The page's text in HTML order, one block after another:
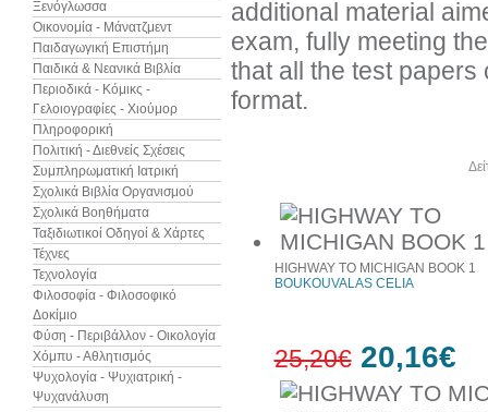
Ξενόγλωσσα
Οικονομία - Μάνατζμεντ
Παιδαγωγική Επιστήμη
Παιδικά & Νεανικά Βιβλία
Περιοδικά - Κόμικς -
Γελοιογραφίες - Χιούμορ
Πληροφορική
Πολιτική - Διεθνείς Σχέσεις
Συμπληρωματική Ιατρική
Σχολικά Βιβλία Οργανισμού
Σχολικά Βοηθήματα
Ταξιδιωτικοί Οδηγοί & Χάρτες
Τέχνες
Τεχνολογία
Φιλοσοφία - Φιλοσοφικό
Δοκίμιο
Φύση - Περιβάλλον - Οικολογία
Χόμπυ - Αθλητισμός
Ψυχολογία - Ψυχιατρική -
Ψυχανάλυση
additional material
exam, fully meeting
that all the test
format.
HIGHWAY TO MICHIGAN BOOK 1
BOUKOUVALAS CELIA
25,20€ 20,16€